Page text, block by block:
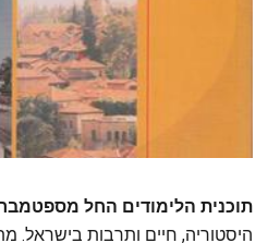
תוכנית הלימודים החל
היסטוריה, חיים ותרבות בישראל.